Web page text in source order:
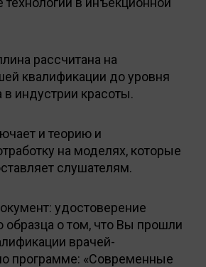
рассчитана на
квалификации до уровня
индустрии красоты.
и теорию и
на моделях, которые
слушателям.
удостоверение
образца о том, что Вы прошли
врачей-
программе: «Современные